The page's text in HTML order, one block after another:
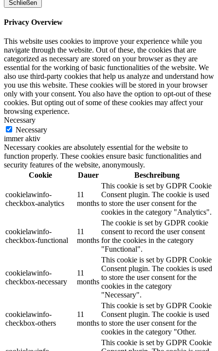
Schließen
Privacy Overview
This website uses cookies to improve your experience while you
navigate through the website. Out of these, the cookies that are
categorized as necessary are stored on your browser as they are
essential for the working of basic functionalities of the website. We
also use third-party cookies that help us analyze and understand how
you use this website. These cookies will be stored in your browser
only with your consent. You also have the option to opt-out of these
cookies. But opting out of some of these cookies may affect your
browsing experience.
Necessary
Necessary
immer aktiv
Necessary cookies are absolutely essential for the website to
function properly. These cookies ensure basic functionalities and
security features of the website, anonymously.
Cookie
Dauer Beschreibung
cookielawinfo-
checkbox-analytics
11
months
This cookie is set by GDPR Cookie
Consent plugin. The cookie is used
to store the user consent for the
cookies in the category "Analytics".
cookielawinfo-
checkbox-functional
11
months
The cookie is set by GDPR cookie
consent to record the user consent
for the cookies in the category
"Functional".
cookielawinfo-
checkbox-necessary
11
months
This cookie is set by GDPR Cookie
Consent plugin. The cookies is used
to store the user consent for the
cookies in the category
"Necessary".
cookielawinfo-
checkbox-others
11
months
This cookie is set by GDPR Cookie
Consent plugin. The cookie is used
to store the user consent for the
cookies in the category "Other.
This cookie is set by GDPR Cookie